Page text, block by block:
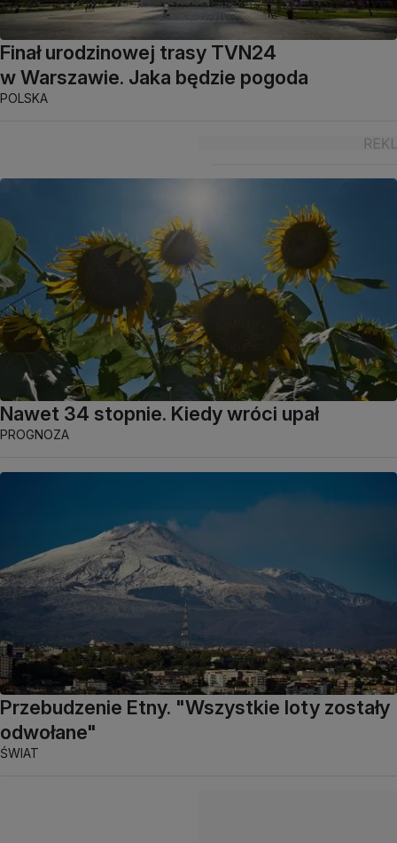
Finał urodzinowej trasy TVN24
w Warszawie. Jaka będzie pogoda
POLSKA
Nawet 34 stopnie. Kiedy wróci upał
PROGNOZA
Przebudzenie Etny. "Wszystkie loty zostały
odwołane"
ŚWIAT